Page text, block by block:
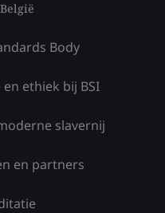
Body
ethiek bij BSI
slavernij
en partners